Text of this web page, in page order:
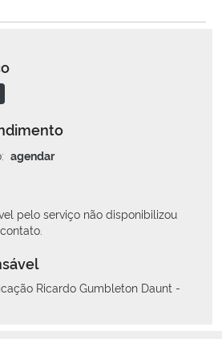
agendar
pelo serviço não disponibilizou
Ricardo Gumbleton Daunt -